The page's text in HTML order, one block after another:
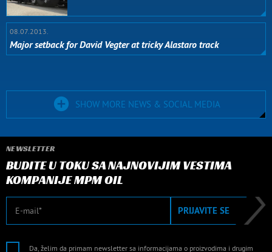
08.07.2013.
Major setback for David Vegter at tricky Alastaro track
SHOW MORE NEWS & SOCIAL MEDIA
NEWSLETTER
BUDITE U TOKU SA NAJNOVIJIM VESTIMA
KOMPANIJE MPM OIL
E-mail PRIJAVITE SE
Da, želim da primam newsletter sa informacijama o proizvodima i drugim